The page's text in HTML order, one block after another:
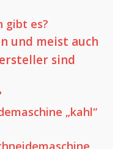
gibt es?
und meist auch
sind
„kahl“